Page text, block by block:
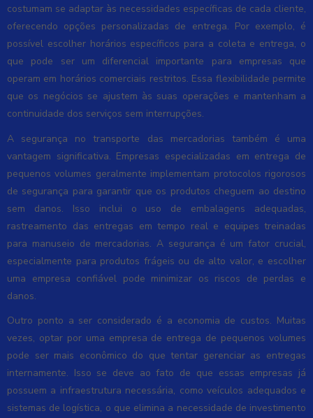
costumam se adaptar às necessidades específicas de cada cliente,
oferecendo opções personalizadas de entrega. Por exemplo, é
possível escolher horários específicos para a coleta e entrega, o
que pode ser um diferencial importante para empresas que
operam em horários comerciais restritos. Essa flexibilidade permite
que os negócios se ajustem às suas operações e mantenham a
continuidade dos serviços sem interrupções.
A segurança no transporte das mercadorias também é uma
vantagem significativa. Empresas especializadas em entrega de
pequenos volumes geralmente implementam protocolos rigorosos
de segurança para garantir que os produtos cheguem ao destino
sem danos. Isso inclui o uso de embalagens adequadas,
rastreamento das entregas em tempo real e equipes treinadas
para manuseio de mercadorias. A segurança é um fator crucial,
especialmente para produtos frágeis ou de alto valor, e escolher
uma empresa confiável pode minimizar os riscos de perdas e
danos.
Outro ponto a ser considerado é a economia de custos. Muitas
vezes, optar por uma empresa de entrega de pequenos volumes
pode ser mais econômico do que tentar gerenciar as entregas
internamente. Isso se deve ao fato de que essas empresas já
possuem a infraestrutura necessária, como veículos adequados e
sistemas de logística, o que elimina a necessidade de investimento